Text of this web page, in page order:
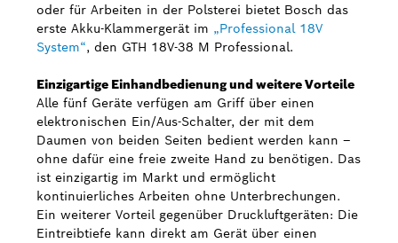
oder für Arbeiten in der Polsterei bietet Bosch das
erste Akku-Klammergerät im „Professional 18V
System“, den GTH 18V-38 M Professional.
Einzigartige Einhandbedienung und weitere Vorteile
Alle fünf Geräte verfügen am Griff über einen
elektronischen Ein/Aus-Schalter, der mit dem
Daumen von beiden Seiten bedient werden kann –
ohne dafür eine freie zweite Hand zu benötigen. Das
ist einzigartig im Markt und ermöglicht
kontinuierliches Arbeiten ohne Unterbrechungen.
Ein weiterer Vorteil gegenüber Druckluftgeräten: Die
Eintreibtiefe kann direkt am Gerät über einen